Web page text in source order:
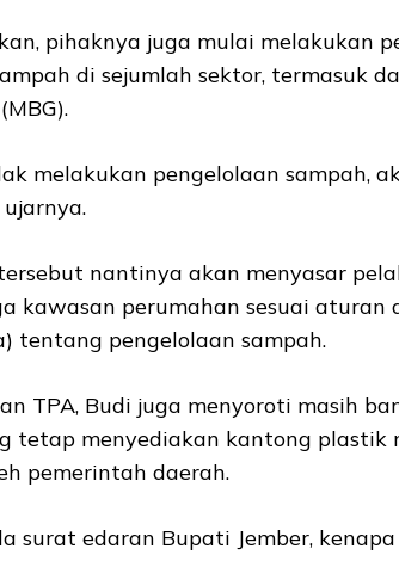
pihaknya juga mulai melakukan
di sejumlah sektor, termasuk
melakukan pengelolaan sampah,
ujarnya.
nantinya akan menyasar
kawasan perumahan sesuai aturan
tentang pengelolaan sampah.
TPA, Budi juga menyoroti masih
tetap menyediakan kantong plastik
pemerintah daerah.
surat edaran Bupati Jember,